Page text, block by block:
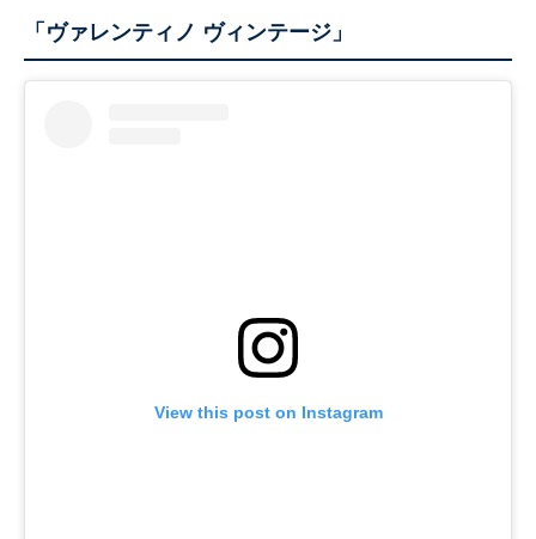
「ヴァレンティノ ヴィンテージ」
View this post on Instagram